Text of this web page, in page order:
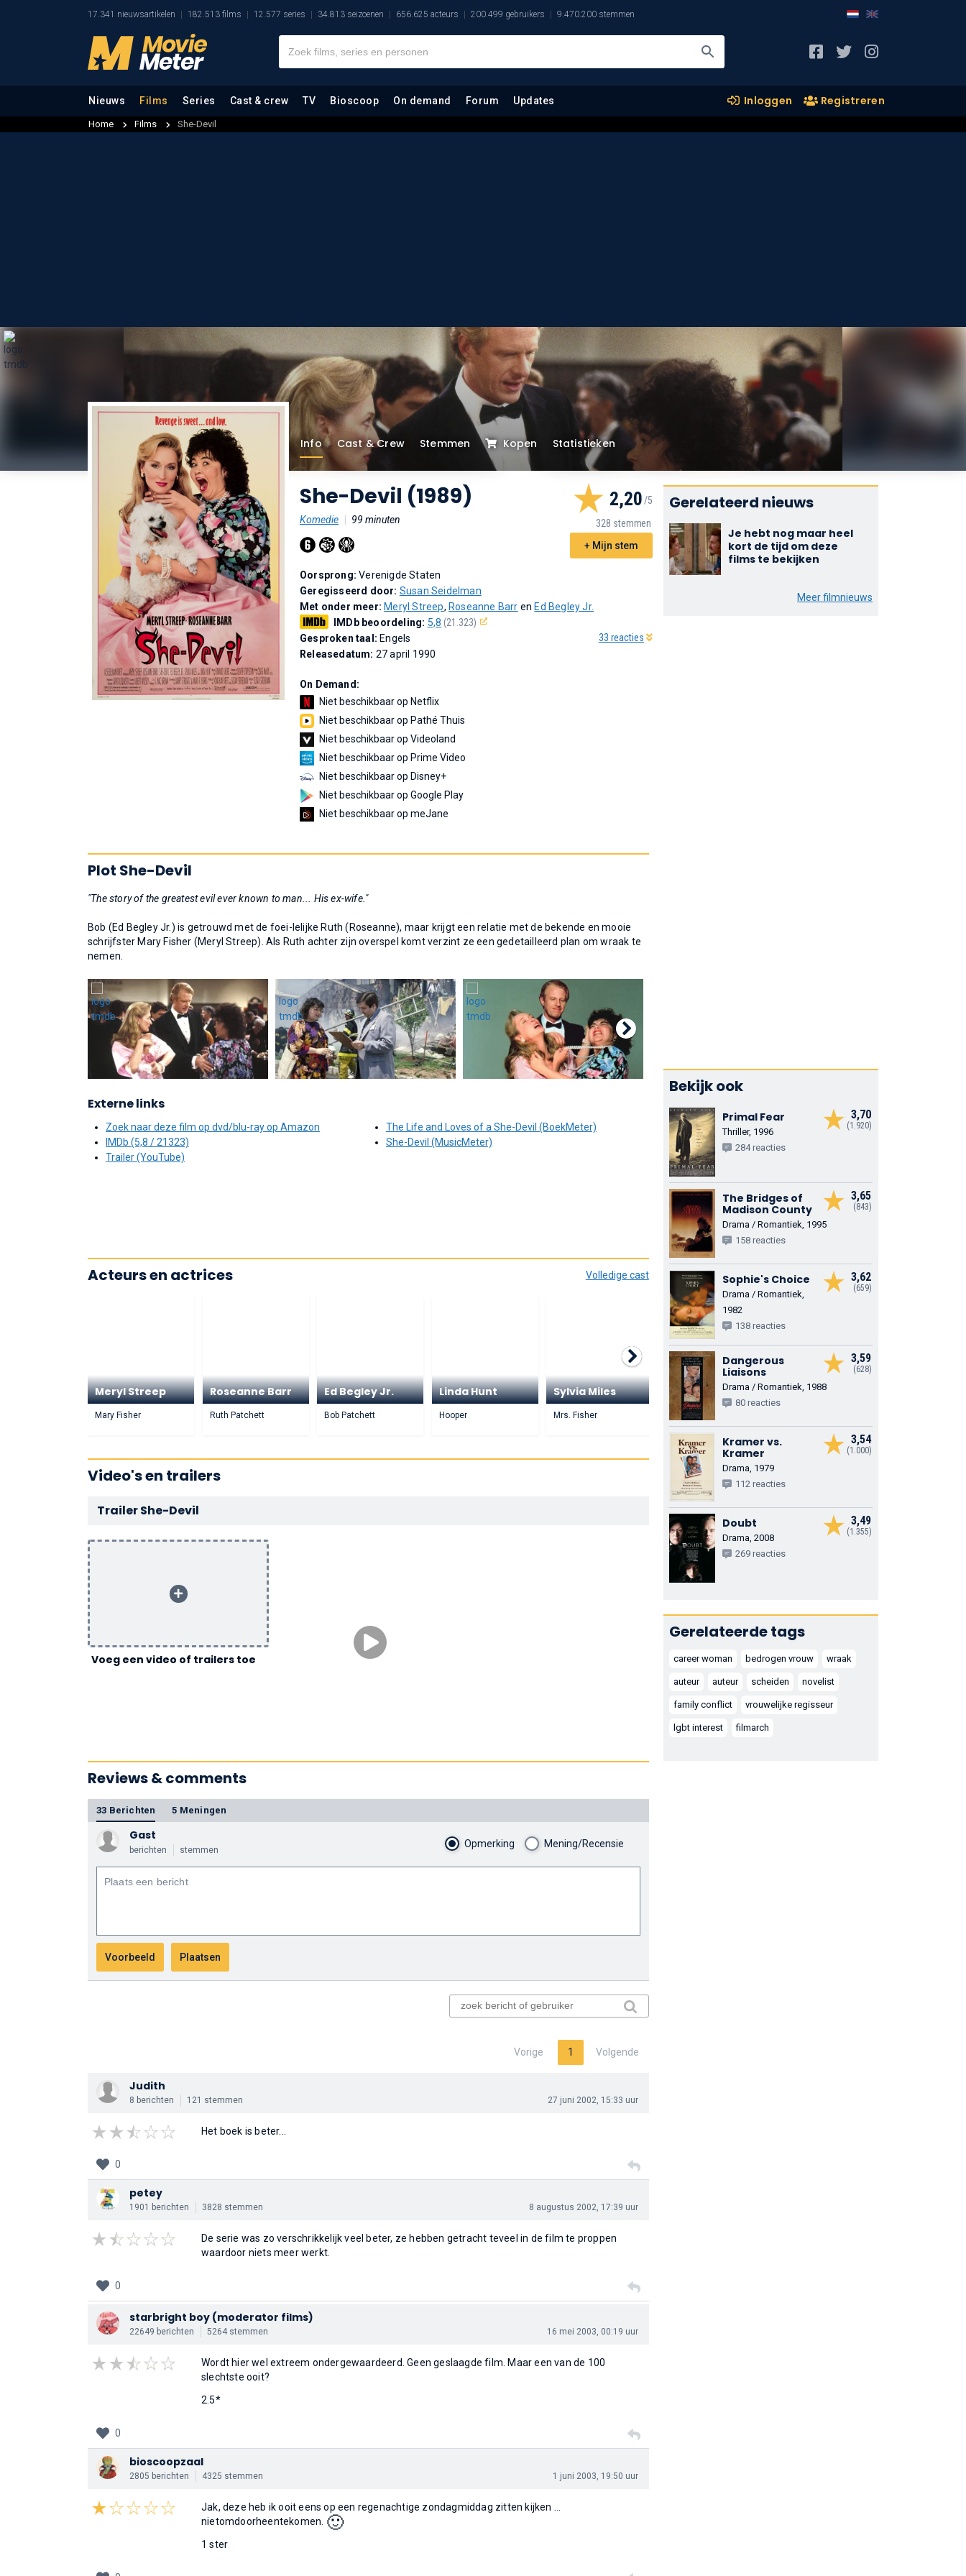
17.341 nieuwsartikelen 182.513 films 12.577 series 34.813 seizoenen 656.625 acteurs 200.499 gebruikers 9.470.200 stemmen
Nieuws Films Series Cast & crew TV Bioscoop On demand Forum Updates Inloggen Registreren
Home Films She-Devil
Info Cast & Crew Stemmen Kopen Statistieken
She-Devil (1989)
Komedie 99 minuten
2,20
328 stemmen
+ Mijn stem
33 reacties
Oorsprong:Verenigde Staten
Geregisseerd door: Susan Seidelman
Met onder meer: Meryl Streep, Roseanne Barr en Ed Begley Jr.
IMDb beoordeling: 5,8 (21.323)
Gesproken taal: Engels
Releasedatum: 27 april 1990
On Demand:
Niet beschikbaar op Netflix
Niet beschikbaar op Pathé Thuis
Niet beschikbaar op Videoland
Niet beschikbaar op Prime Video
Niet beschikbaar op Disney+
Niet beschikbaar op Google Play
Niet beschikbaar op meJane
Plot She-Devil
"The story of the greatest evil ever known to man... His ex-wife."
Bob (Ed Begley Jr.) is getrouwd met de foei-lelijke Ruth (Roseanne), maar krijgt een relatie met de bekende en mooie
schrijfster Mary Fisher (Meryl Streep). Als Ruth achter zijn overspel komt verzint ze een gedetailleerd plan om wraak te
nemen.
Externe links
Zoek naar deze film op dvd/blu-ray op Amazon
IMDb (5,8 / 21323)
Trailer (YouTube)
The Life and Loves of a She-Devil (BoekMeter)
She-Devil (MusicMeter)
Volledige cast
Acteurs en actrices
Meryl Streep
Mary Fisher
Roseanne Barr
Ruth Patchett
Ed Begley Jr.
Bob Patchett
Linda Hunt
Hooper
Sylvia Miles
Mrs. Fisher
Elisebeth Peters
Nicolette Patchett
A Martinez
Video's en trailers
Trailer She-Devil
Voeg een video of trailers toe
Reviews & comments
33 Berichten 5 Meningen
Gast
berichten stemmen
Opmerking Mening/Recensie
Vorige 1 Volgende
Judith
8 berichten 121 stemmen 27 juni 2002, 15:33 uur
Het boek is beter...
0
petey
1901 berichten 3828 stemmen 8 augustus 2002, 17:39 uur
De serie was zo verschrikkelijk veel beter, ze hebben getracht teveel in de film te proppen
waardoor niets meer werkt.
0
starbright boy (moderator films)
22649 berichten 5264 stemmen 16 mei 2003, 00:19 uur
Wordt hier wel extreem ondergewaardeerd. Geen geslaagde film. Maar een van de 100
slechtste ooit?
2.5*
0
bioscoopzaal
2805 berichten 4325 stemmen 1 juni 2003, 19:50 uur
Jak, deze heb ik ooit eens op een regenachtige zondagmiddag zitten kijken ...
nietomdoorheentekomen. 🙂
1 ster
Gerelateerd nieuws
Je hebt nog maar heel
kort de tijd om deze
films te bekijken
Meer filmnieuws
Bekijk ook
3,70
(1.920)
Primal Fear
Thriller, 1996
284 reacties
3,65
(843)
The Bridges of
Madison County
Drama / Romantiek, 1995
158 reacties
3,62
(659)
Sophie's Choice
Drama / Romantiek,
1982
138 reacties
3,59
(628)
Dangerous
Liaisons
Drama / Romantiek, 1988
80 reacties
3,54
(1.000)
Kramer vs.
Kramer
Drama, 1979
112 reacties
3,49
(1.355)
Doubt
Drama, 2008
269 reacties
Gerelateerde tags
career woman bedrogen vrouw wraak
auteur auteur scheiden novelist
family conflict vrouwelijke regisseur
lgbt interest filmarch